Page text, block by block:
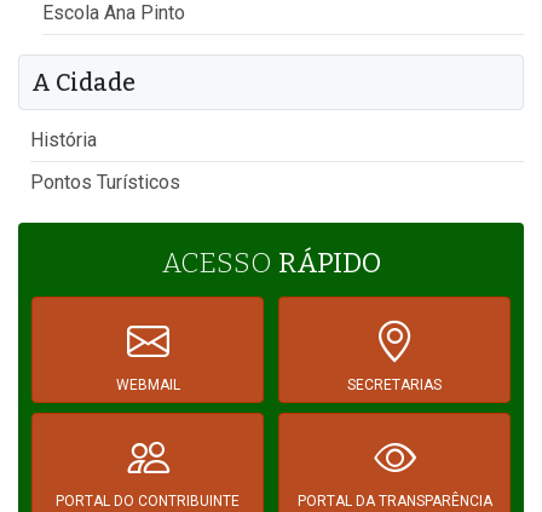
Escola Ana Pinto
A Cidade
História
Pontos Turísticos
ACESSO RÁPIDO
WEBMAIL SECRETARIAS
PORTAL DO CONTRIBUINTE PORTAL DA TRANSPARÊNCIA